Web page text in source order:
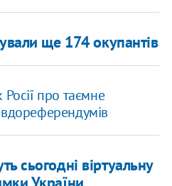
ще 174 окупантів
про таємне
сьогодні віртуальну